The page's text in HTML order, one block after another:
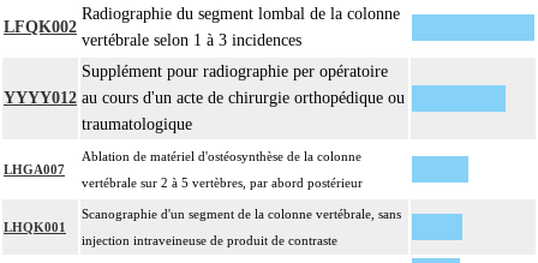
LFQK002
Radiographie du segment lombal de la colonne
vertébrale selon 1 à 3 incidences
YYYY012
Supplément pour radiographie per opératoire
au cours d'un acte de chirurgie orthopédique ou
traumatologique
LHGA007
Ablation de matériel d'ostéosynthèse de la colonne
vertébrale sur 2 à 5 vertèbres, par abord postérieur
LHQK001
Scanographie d'un segment de la colonne vertébrale, sans
injection intraveineuse de produit de contraste